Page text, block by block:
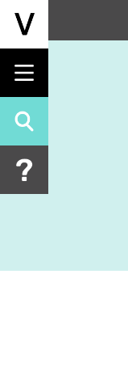
Aller
principal